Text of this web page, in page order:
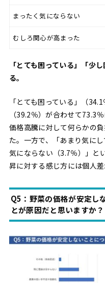
まったく気にならない
むしろ関心が高まった
「とても困っている」「少
る。
「とても困っている」（
（39.2％）が合わせて73.3
価格高騰に対して何らかの
た。一方で、「あまり気に
気にならない（3.7％）」と
昇に対する感じ方には個人
Q5：野菜の価格が安定し
とが原因だと思いますか？